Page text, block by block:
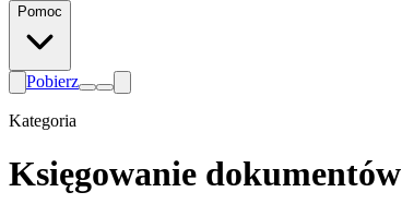
Pomoc
Pobierz
Kategoria
Księgowanie dokumentów